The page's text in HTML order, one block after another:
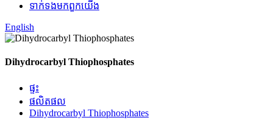
ទាក់ទង​មក​ពួក​យើង
English
Dihydrocarbyl Thiophosphates
ផ្ទះ
ផលិតផល
Dihydrocarbyl Thiophosphates